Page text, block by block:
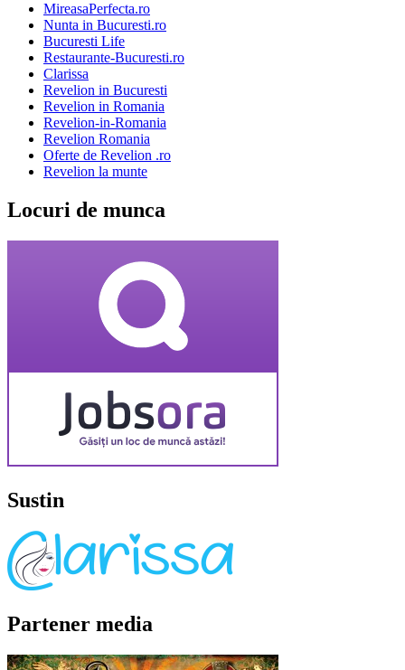
MireasaPerfecta.ro
Nunta in Bucuresti.ro
Bucuresti Life
Restaurante-Bucuresti.ro
Clarissa
Revelion in Bucuresti
Revelion in Romania
Revelion-in-Romania
Revelion Romania
Oferte de Revelion .ro
Revelion la munte
Locuri de munca
Sustin
Partener media